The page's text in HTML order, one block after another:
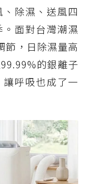
除濕、送風四
面對台灣潮濕
節，日除濕量高
的銀離子
呼吸也成了一